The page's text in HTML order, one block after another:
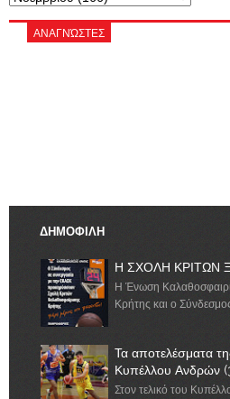
ΑΝΑΓΝΏΣΤΕΣ
ΔΗΜΟΦΙΛΗ
Η ΣΧΟΛΗ ΚΡΙΤΩΝ
Η Ένωση
Κρήτης και ο
Τα αποτελέσματα
Κυπέλλου Ανδρών
Στον τελικό του